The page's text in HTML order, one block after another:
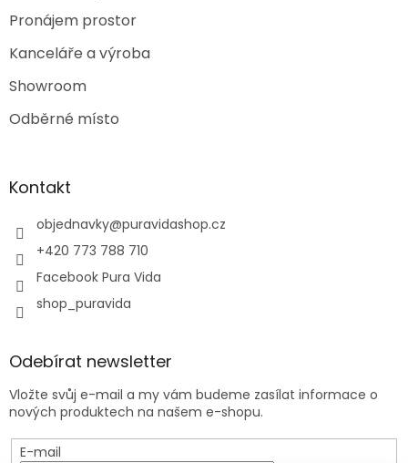
Pronájem prostor
Kanceláře a výroba
Showroom
Odběrné místo
Kontakt
objednavky@puravidashop.cz
+420 773 788 710
Facebook Pura Vida
shop_puravida
Odebírat newsletter
Vložte svůj e-mail a my vám budeme zasílat informace o
nových produktech na našem e-shopu.
E-mail